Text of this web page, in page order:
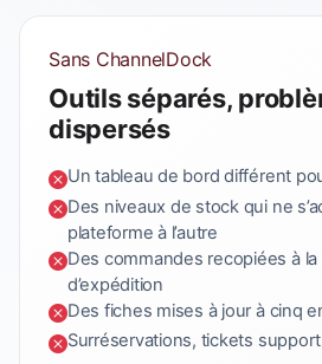
Sans ChannelDock
Outils séparés,
dispersés
Un tableau de bord différent
Des niveaux de stock qui ne
plateforme à l’autre
Des commandes recopiées à
d’expédition
Des fiches mises à jour à cinq
Surréservations, tickets